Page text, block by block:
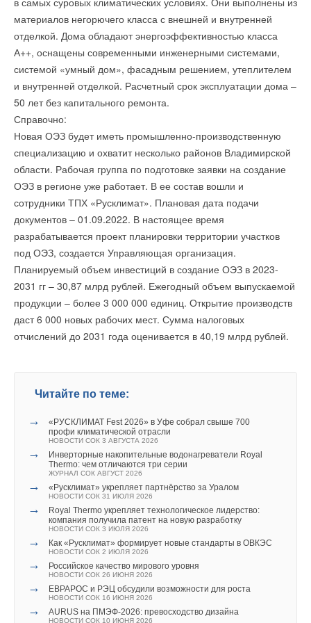
материалов негорючего класса с внешней и внутренней
отделкой. Дома обладают энергоэффективностью класса
А++, оснащены современными инженерными системами,
системой «умный дом», фасадным решением, утеплителем
и внутренней отделкой. Расчетный срок эксплуатации дома –
50 лет без капитального ремонта.
Справочно:
Новая ОЭЗ будет иметь промышленно-производственную
специализацию и охватит несколько районов Владимирской
области. Рабочая группа по подготовке заявки на создание
ОЭЗ в регионе уже работает. В ее состав вошли и
сотрудники ТПХ «Русклимат». Плановая дата подачи
документов – 01.09.2022. В настоящее время
разрабатывается проект планировки территории участков
под ОЭЗ, создается Управляющая организация.
Планируемый объем инвестиций в создание ОЭЗ в 2023-
2031 гг – 30,87 млрд рублей. Ежегодный объем выпускаемой
продукции – более 3 000 000 единиц. Открытие производств
даст 6 000 новых рабочих мест. Сумма налоговых
отчислений до 2031 года оценивается в 40,19 млрд рублей.
Читайте по теме:
→
«РУСКЛИМАТ Fest 2026» в Уфе собрал свыше 700
профи климатической отрасли
НОВОСТИ СОК 3 АВГУСТА 2026
→
Инверторные накопительные водонагреватели Royal
Thermo: чем отличаются три серии
ЖУРНАЛ СОК АВГУСТ 2026
→ «Русклимат» укрепляет партнёрство за Уралом
НОВОСТИ СОК 31 ИЮЛЯ 2026
→
Royal Thermo укрепляет технологическое лидерство:
компания получила патент на новую разработку
НОВОСТИ СОК 3 ИЮЛЯ 2026
→ Как «Русклимат» формирует новые стандарты в ОВКЭС
НОВОСТИ СОК 2 ИЮЛЯ 2026
→ Российское качество мирового уровня
НОВОСТИ СОК 26 ИЮНЯ 2026
→ ЕВРАРОС и РЭЦ обсудили возможности для роста
НОВОСТИ СОК 16 ИЮНЯ 2026
→ AURUS на ПМЭФ-2026: превосходство дизайна
НОВОСТИ СОК 10 ИЮНЯ 2026
текущем году
→
Китай опубликовал план развития сектора ВИЭ на
период 2026-2030 гг.
→
В Дагестане ввели вторую очередь крупнейшей в России
ветроэлектростанции
→
LONGi вновь установила мировой рекорд
эффективности тандемных солнечных элементов —
НОВОСТИ СОК 22 ИЮЛЯ 2026
→
Германия подключила более 1 ГВт морской
ветроэнергетики за полгода
НОВОСТИ СОК 22 ИЮЛЯ 2026
Уведомления отключены
Комментарии
В этой теме еще нет комментариев
Ваш E-mail *
Текст комментария
Его можно скачать бесплатно в Google play и в Apple store.
Разработчик приложения - автор проекта
«Экорасхламление: Вторая жизнь вещам» Юлия Суханова.
Ecomapпозволяет находить ближайшие пункты раздельного
сбора отходов или места, куда можно сдать вещи на
благотворительность. На карте можно найти пункты приема
стекла, пластика, металла, макулатуры, тетра пака, пакетов,
батареек, ртутных ламп, градусников, шин, аккумуляторов,
электрохлама и «добрых крышечек».
Приложение охватывает более 3000 точек, а также
предоставляет информацию о точках приема вещей на
благотворительность.
В нем можно вести личную статистику и отслеживать
динамику сданных отходов и таким образом оценить свой
личный вклад в сохранение окружающей среды. Также есть
справочник, в котором собраны ответы на наиболее часто
задаваемые вопросы о раздельном сборе.
Экомузей«МУЗМУС»расположился в здании бывшей
Меланжевой фабрики. В нем представлено более ста
авторских работ. Для посетителей проводят экскурсии и
мастер-классы, на которых они не только смотрят и
слушают, но и играют, общаются, разгадывают загадки и
даже трогают экспонаты руками.
История музея началась с первого субботника, когда она
призвала жителей убрать свалку у деревенского пруда.
Одним из первых экспонатов музея стала «Планета Земля»,
Евгения с дочкой сделали ее в июне-июле 2019 года. Сейчас
в музее около сотни экспонатов. Например, на стенде про
НОВОСТИ СОК 17 АПРЕЛЯ 2024
→ Tesla ищет место для фабрики в Индии
→
Tesla достигла важной вехи: автопроизводитель
выпустил 6 млн электромобилей
→
Электротранспорт опередил ВИЭ по темпам
привлечения инвестиций
Уведомления отключены
Комментарии
В этой теме еще нет комментариев
Добавить комментарий
Ваше имя *